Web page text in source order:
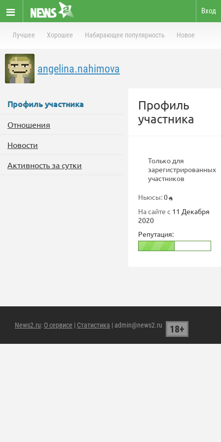
Вход
Лучшее Хорошее Набирающее популярность Новое
angelina.nahimova
Профиль участника
Отношения
Новости
Активность за сутки
Профиль
участника
Только для
зарегистрированных
участников
Ньюсы:0
На сайте с 11 Декабря
2020
Репутация:
News2.ru: О сервисе | Статистика | admin@news2.ru 18+